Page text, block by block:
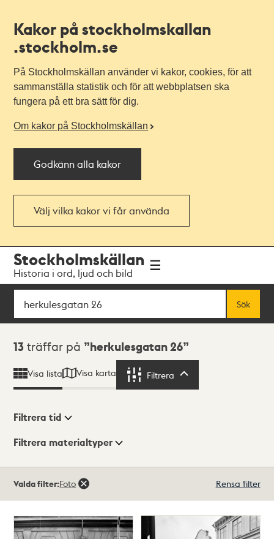
Kakor på stockholmskallan
.stockholm.se
På Stockholmskällan använder vi kakor, cookies, för att
sammanställa statistik och för att webbplatsen ska
fungera på ett bra sätt för dig.
Om kakor på Stockholmskällan
Godkänn alla kakor
Välj vilka kakor vi får använda
navigationen
huvudinnehållet
Stockholmskällan
Historia i ord, ljud och bild
Sök
Sök
Sökresultat
13 träffar på herkulesgatan 26
Visa lista Visa karta Filtrera
Visningsläge
Filtrera tid
Filtrera materialtyper
träffar
Valda filter:Foto Rensa filter